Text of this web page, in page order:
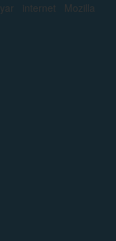
internet Mozilla